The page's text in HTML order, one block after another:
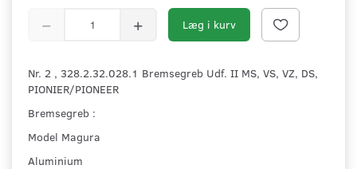
Læg i kurv
Nr. 2 , 328.2.32.028.1 Bremsegreb Udf. II MS, VS, VZ, DS,
PIONIER/PIONEER
Bremsegreb :
Model Magura
Aluminium